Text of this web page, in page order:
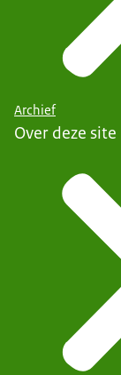
Archief
Over deze site